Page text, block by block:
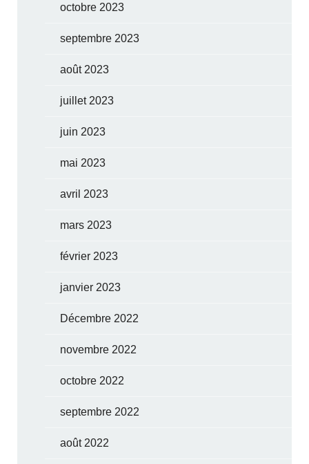
octobre 2023
septembre 2023
août 2023
juillet 2023
juin 2023
mai 2023
avril 2023
mars 2023
février 2023
janvier 2023
Décembre 2022
novembre 2022
octobre 2022
septembre 2022
août 2022